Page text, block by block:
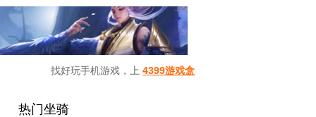
找好玩手机游戏，上 4399游戏盒
热门坐骑